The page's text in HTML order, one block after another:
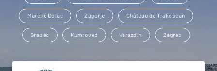
Marché Dolac Zagorje Château de Trakoscan
Gradec Kumrovec Varazdin Zagreb